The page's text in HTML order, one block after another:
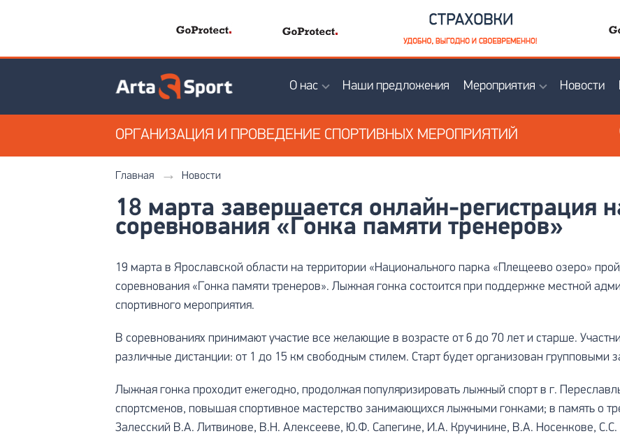
О нас Наши предложения Мероприятия Новости
ОРГАНИЗАЦИЯ И ПРОВЕДЕНИЕ СПОРТИВНЫХ МЕРОПРИЯТИЙ
Главная Новости
18 марта завершается онлайн-регистрация
соревнования «Гонка памяти тренеров»
19 марта в Ярославской области на территории «Национального парка «Плещеево озеро»
соревнования «Гонка памяти тренеров». Лыжная гонка состоится при поддержке местной
спортивного мероприятия.
В соревнованиях принимают участие все желающие в возрасте от 6 до 70 лет и старше.
различные дистанции: от 1 до 15 км свободным стилем. Старт будет организован групповыми
Лыжная гонка проходит ежегодно, продолжая популяризировать лыжный спорт в г.
спортсменов, повышая спортивное мастерство занимающихся лыжными гонками; в память о
Залесский В.А. Литвинове, В.Н. Алексееве, Ю.Ф. Сапегине, И.А. Кручинине, В.А. Носенкове, С.С.